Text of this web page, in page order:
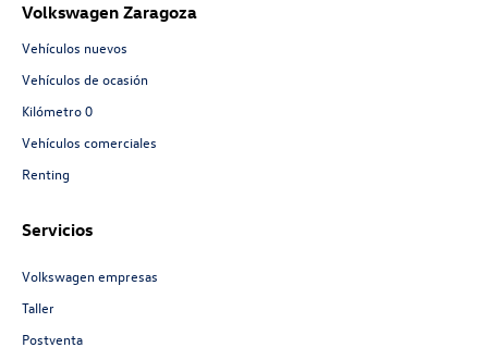
Volkswagen Zaragoza
Vehículos nuevos
Vehículos de ocasión
Kilómetro 0
Vehículos comerciales
Renting
Servicios
Volkswagen empresas
Taller
Postventa